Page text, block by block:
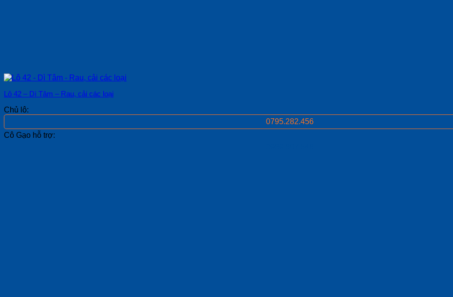
Lô 42 – Dì Tâm – Rau, cải các loại
Chủ lô:
0795.282.456
Cô Gạo hỗ trợ: